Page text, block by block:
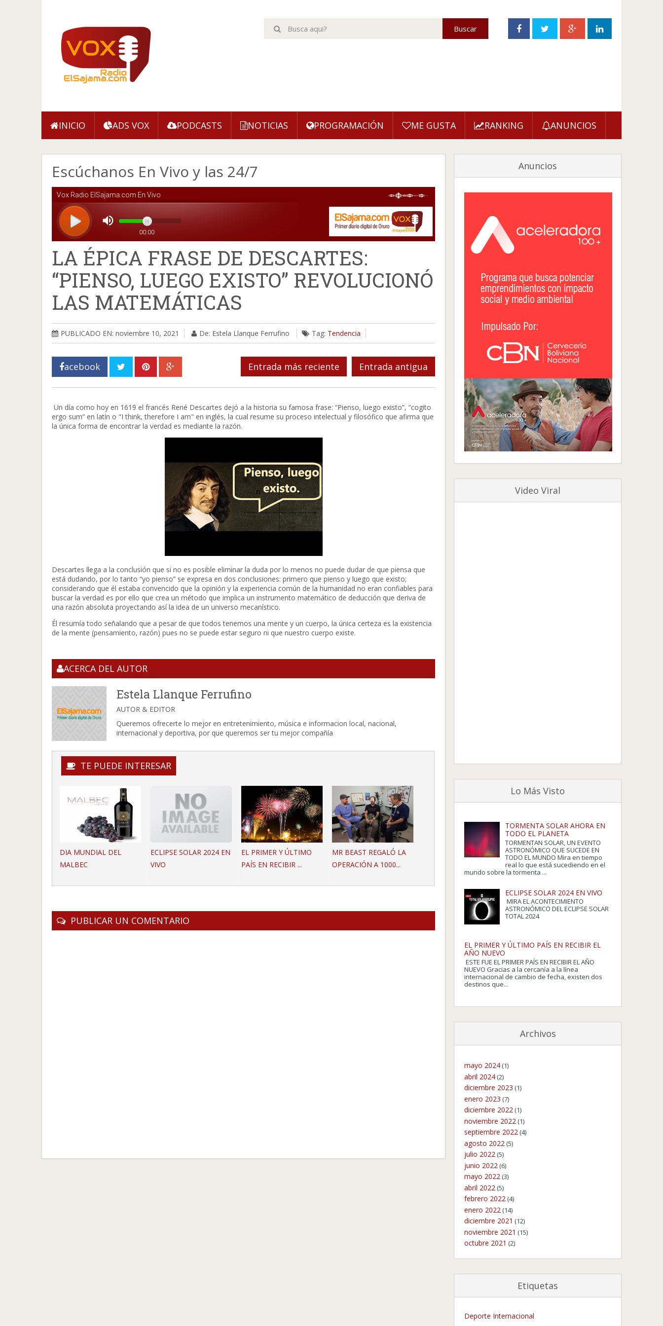
INICIO ADS VOX PODCASTS NOTICIAS PROGRAMACIÓN ME GUSTA RANKING ANUNCIOS
Escúchanos En Vivo y las 24/7
LA ÉPICA FRASE DE DESCARTES:
“PIENSO, LUEGO EXISTO” REVOLUCIONÓ
LAS MATEMÁTICAS
PUBLICADO EN: noviembre 10, 2021 De: Estela Llanque Ferrufino Tag: Tendencia
acebook Entrada más reciente Entrada antigua
Un día como hoy en 1619 el francés René Descartes dejó a la historia su famosa frase: “Pienso, luego existo”, “cogito
ergo sum” en latín o "I think, therefore I am" en inglés, la cual resume su proceso intelectual y filosófico que afirma que
la única forma de encontrar la verdad es mediante la razón.
Descartes llega a la conclusión que si no es posible eliminar la duda por lo menos no puede dudar de que piensa que
está dudando, por lo tanto “yo pienso” se expresa en dos conclusiones: primero que pienso y luego que existo;
considerando que él estaba convencido que la opinión y la experiencia común de la humanidad no eran confiables para
buscar la verdad es por ello que crea un método que implica un instrumento matemático de deducción que deriva de
una razón absoluta proyectando así la idea de un universo mecanístico.
Él resumía todo señalando que a pesar de que todos tenemos una mente y un cuerpo, la única certeza es la existencia
de la mente (pensamiento, razón) pues no se puede estar seguro ni que nuestro cuerpo existe.
ACERCA DEL AUTOR
Estela Llanque Ferrufino
AUTOR & EDITOR
Queremos ofrecerte lo mejor en entretenimiento, música e informacion local, nacional,
internacional y deportiva, por que queremos ser tu mejor compañía
TE PUEDE INTERESAR
DIA MUNDIAL DEL
MALBEC
ECLIPSE SOLAR 2024 EN
VIVO
EL PRIMER Y ÚLTIMO
PAÍS EN RECIBIR ...
MR BEAST REGALÓ LA
OPERACIÓN A 1000...
PUBLICAR UN COMENTARIO
Anuncios
Video Viral
Lo Más Visto
TORMENTA SOLAR AHORA EN
TODO EL PLANETA
TORMENTAN SOLAR, UN EVENTO
ASTRONÓMICO QUE SUCEDE EN
TODO EL MUNDO Mira en tiempo
real lo que está sucediendo en el
mundo sobre la tormenta ...
ECLIPSE SOLAR 2024 EN VIVO
MIRA EL ACONTECIMIENTO
ASTRONÓMICO DEL ECLIPSE SOLAR
TOTAL 2024
EL PRIMER Y ÚLTIMO PAÍS EN RECIBIR EL
AÑO NUEVO
ESTE FUE EL PRIMER PAÍS EN RECIBIR EL AÑO
NUEVO Gracias a la cercanía a la línea
internacional de cambio de fecha, existen dos
destinos que...
Archivos
mayo 2024 (1)
abril 2024 (2)
diciembre 2023 (1)
enero 2023 (7)
diciembre 2022 (1)
noviembre 2022 (1)
septiembre 2022 (4)
agosto 2022 (5)
julio 2022 (5)
junio 2022 (6)
mayo 2022 (3)
abril 2022 (5)
febrero 2022 (4)
enero 2022 (14)
diciembre 2021 (12)
noviembre 2021 (15)
octubre 2021 (2)
Etiquetas
Deporte Internacional